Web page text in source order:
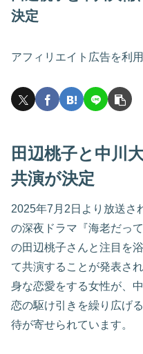
決定
アフィリエイト広告を利
田辺桃子と中川
共演が決定
2025年7月2日より放送さ
の深夜ドラマ『海老だっ
の田辺桃子さんと注目を
て共演することが発表さ
身な恋愛をする女性が、
恋の駆け引きを繰り広げ
待が寄せられています。